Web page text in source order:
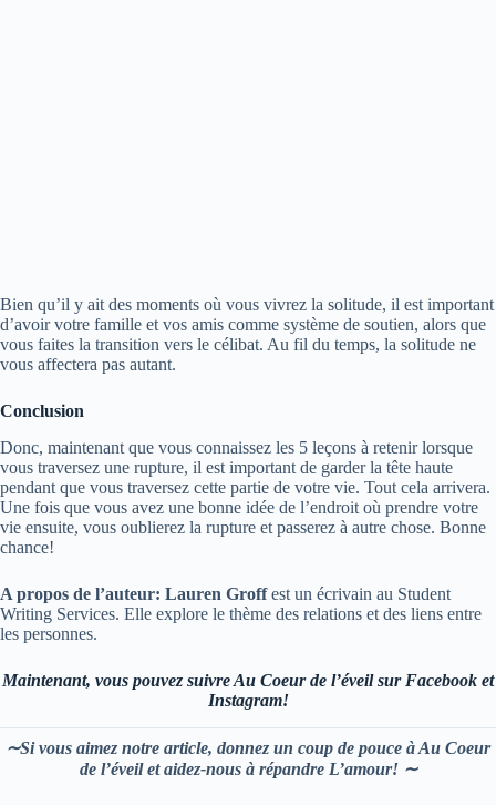
Bien qu’il y ait des moments où vous vivrez la solitude, il est important
d’avoir votre famille et vos amis comme système de soutien, alors que
vous faites la transition vers le célibat. Au fil du temps, la solitude ne
vous affectera pas autant.
Conclusion
Donc, maintenant que vous connaissez les 5 leçons à retenir lorsque
vous traversez une rupture, il est important de garder la tête haute
pendant que vous traversez cette partie de votre vie. Tout cela arrivera.
Une fois que vous avez une bonne idée de l’endroit où prendre votre
vie ensuite, vous oublierez la rupture et passerez à autre chose. Bonne
chance!
A propos de l’auteur: Lauren Groffest un écrivain au Student
Writing Services. Elle explore le thème des relations et des liens entre
les personnes.
Maintenant, vous pouvez suivre Au Coeur de l’éveil sur Facebook et
Instagram!
∼Si vous aimez notre article, donnez un coup de pouce à Au Coeur
de l’éveil et aidez-nous à répandre L’amour! ∼